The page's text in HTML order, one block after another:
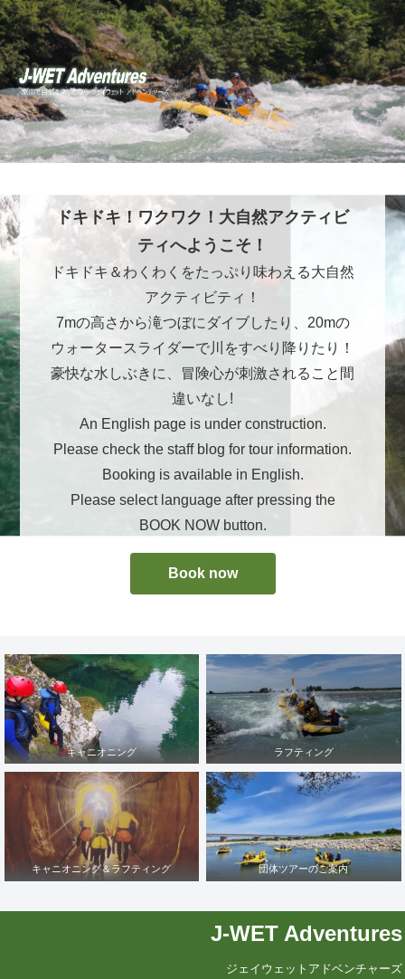
ドキドキ！ワクワク！大自然アクティビ
ティへようこそ！
ドキドキ＆わくわくをたっぷり味わえる大自然
アクティビティ！
7mの高さから滝つぼにダイブしたり、20mの
ウォータースライダーで川をすべり降りたり！
豪快な水しぶきに、冒険心が刺激されること間
違いなし!
An English page is under construction.
Please check the staff blog for tour information.
Booking is available in English.
Please select language after pressing the
BOOK NOW button.
Book now
キャニオニング ラフティング
キャニオニング＆ラフティング 団体ツアーのご案内
J-WET Adventures
ジェイウェットアドベンチャーズ